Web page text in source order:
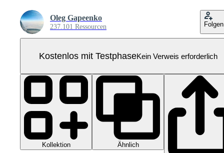
Oleg Gapeenko
237.101 Ressourcen Folgen
Kostenlos mit TestphaseKein Verweis erforderlich
Kollektion Ähnlich